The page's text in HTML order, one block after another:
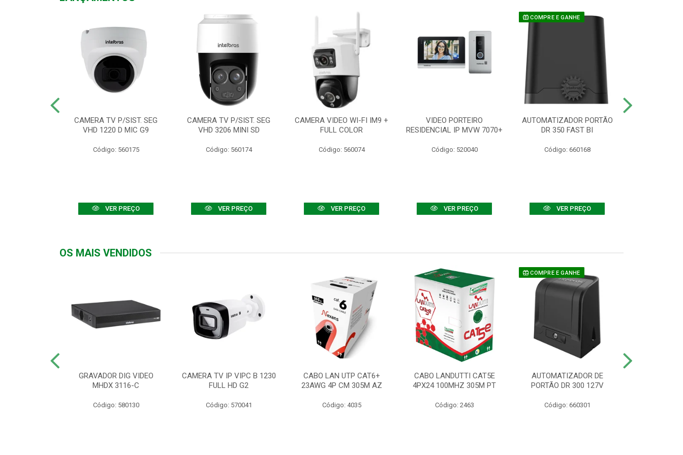
CAMERA TV P/SIST. SEG
VHD 1220 D MIC G9
Código: 560175
VER PREÇO
CAMERA TV P/SIST. SEG
VHD 3206 MINI SD
Código: 560174
VER PREÇO
CAMERA VIDEO WI-FI IM9 +
FULL COLOR
Código: 560074
VER PREÇO
VIDEO PORTEIRO
RESIDENCIAL IP MVW 7070+
Código: 520040
VER PREÇO
COMPRE E GANHE
AUTOMATIZADOR PORTÃO
DR 350 FAST BI
Código: 660168
VER PREÇO
OS MAIS VENDIDOS
GRAVADOR DIG VIDEO
MHDX 3116-C
Código: 580130
CAMERA TV IP VIPC B 1230
FULL HD G2
Código: 570041
CABO LAN UTP CAT6+
23AWG 4P CM 305M AZ
Código: 4035
CABO LANDUTTI CAT5E
4PX24 100MHZ 305M PT
Código: 2463
COMPRE E GANHE
AUTOMATIZADOR DE
PORTÃO DR 300 127V
Código: 660301